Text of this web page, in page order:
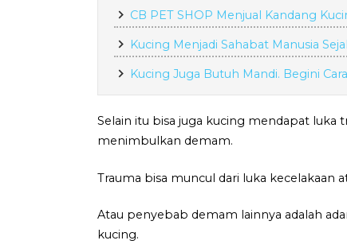
CB PET SHOP Menjual Kandang
Kucing Menjadi Sahabat Manusia
Kucing Juga Butuh Mandi. Begini
Selain itu bisa juga kucing mendapat
menimbulkan demam.
Trauma bisa muncul dari luka kecelakaan
Atau penyebab demam lainnya adalah
kucing.